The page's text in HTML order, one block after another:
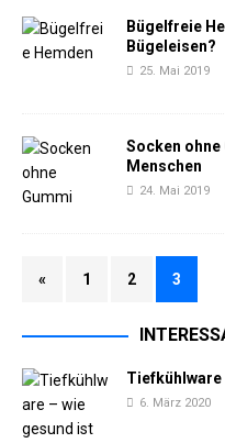
Bügelfreie
Bügeleisen?
25. Mai 2019
Socken
Menschen
24. Mai 2019
« 1 2 3
6. März 2020